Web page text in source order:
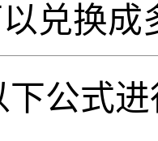
兑换成
公式